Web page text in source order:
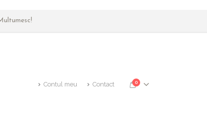
Contul meu Contact 0